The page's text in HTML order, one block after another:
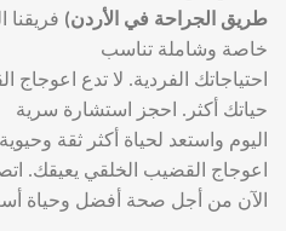
طريق الجراحة في الأردن)
خاصة وشاملة تناسب
احتياجاتك الفردية. لا تدع
حياتك أكثر. احجز استشارة سرية
اليوم واستعد لحياة أكثر ثقة
اعوجاج القضيب الخلقي يعيقك.
الآن من أجل صحة أفضل وحياة